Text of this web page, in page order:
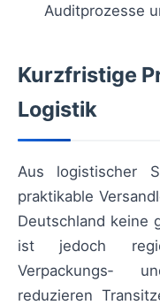
Auditprozesse
Kurzfristige
Logistik
Aus logistischer
praktikable
Deutschland keine
ist jedoch
Verpackungs‑
reduzieren